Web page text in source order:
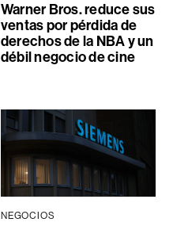
Warner Bros. reduce sus
ventas por pérdida de
derechos de la NBA y un
débil negocio de cine
NEGOCIOS